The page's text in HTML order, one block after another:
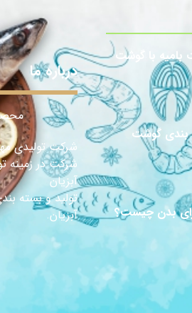
بامیه با گوشت
بندی گوشت
درباره ما
شرکت تولیدی
شرکت در زمینه
آبزیان
تولید و بسته
آبزیان.